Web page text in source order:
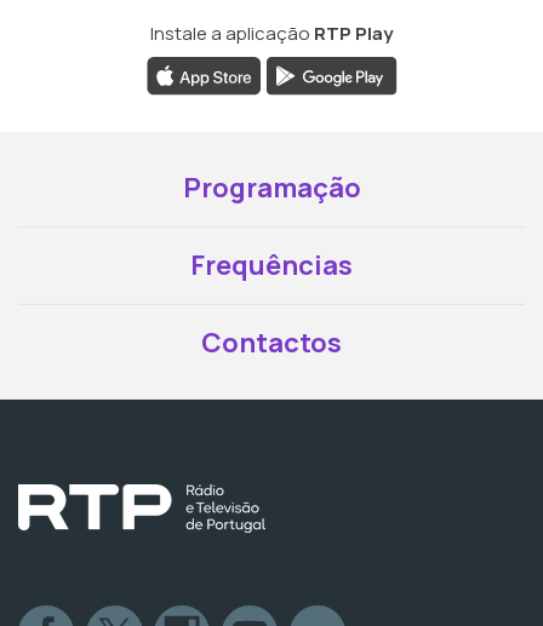
Instale a aplicação RTP Play
Programação
Frequências
Contactos